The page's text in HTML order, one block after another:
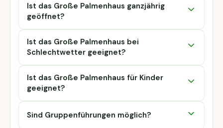
Ist das Große Palmenhaus ganzjährig
geöffnet?
Ist das Große Palmenhaus bei
Schlechtwetter geeignet?
Ist das Große Palmenhaus für Kinder
geeignet?
Sind Gruppenführungen möglich?